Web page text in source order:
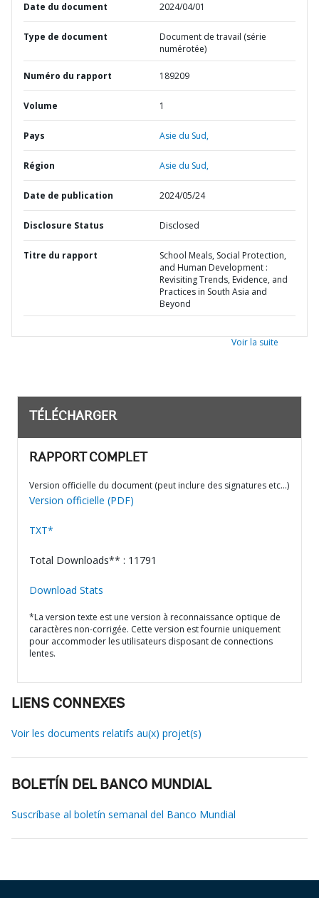
Date du document 2024/04/01
Type de document
Document de travail (série
numérotée)
Numéro du rapport 189209
Volume 1
Pays Asie du Sud,
Région Asie du Sud,
Date de publication 2024/05/24
Disclosure Status Disclosed
Titre du rapport
School Meals, Social Protection,
and Human Development :
Revisiting Trends, Evidence, and
Practices in South Asia and
Beyond
Voir la suite
TÉLÉCHARGER
RAPPORT COMPLET
Version officielle du document (peut inclure des signatures etc…)
Version officielle (PDF)
TXT*
Total Downloads** : 11791
Download Stats
*La version texte est une version à reconnaissance optique de
caractères non-corrigée. Cette version est fournie uniquement
pour accommoder les utilisateurs disposant de connections
lentes.
LIENS CONNEXES
Voir les documents relatifs au(x) projet(s)
BOLETÍN DEL BANCO MUNDIAL
Suscríbase al boletín semanal del Banco Mundial